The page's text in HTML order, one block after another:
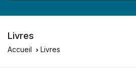
Livres
Accueil Livres